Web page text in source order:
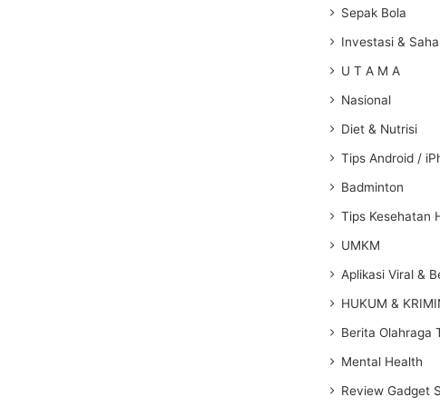
Sepak Bola
Investasi &
U T A M A
Nasional
Diet & Nutrisi
Tips Android /
Badminton
Tips Kesehatan
UMKM
Aplikasi Viral &
HUKUM &
Berita Olahraga
Mental Health
Review Gadget